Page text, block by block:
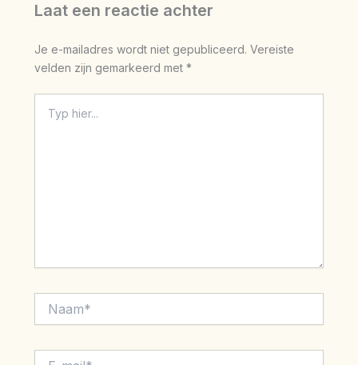
Laat een reactie achter
Je e-mailadres wordt niet gepubliceerd. Vereiste
velden zijn gemarkeerd met *
hier...